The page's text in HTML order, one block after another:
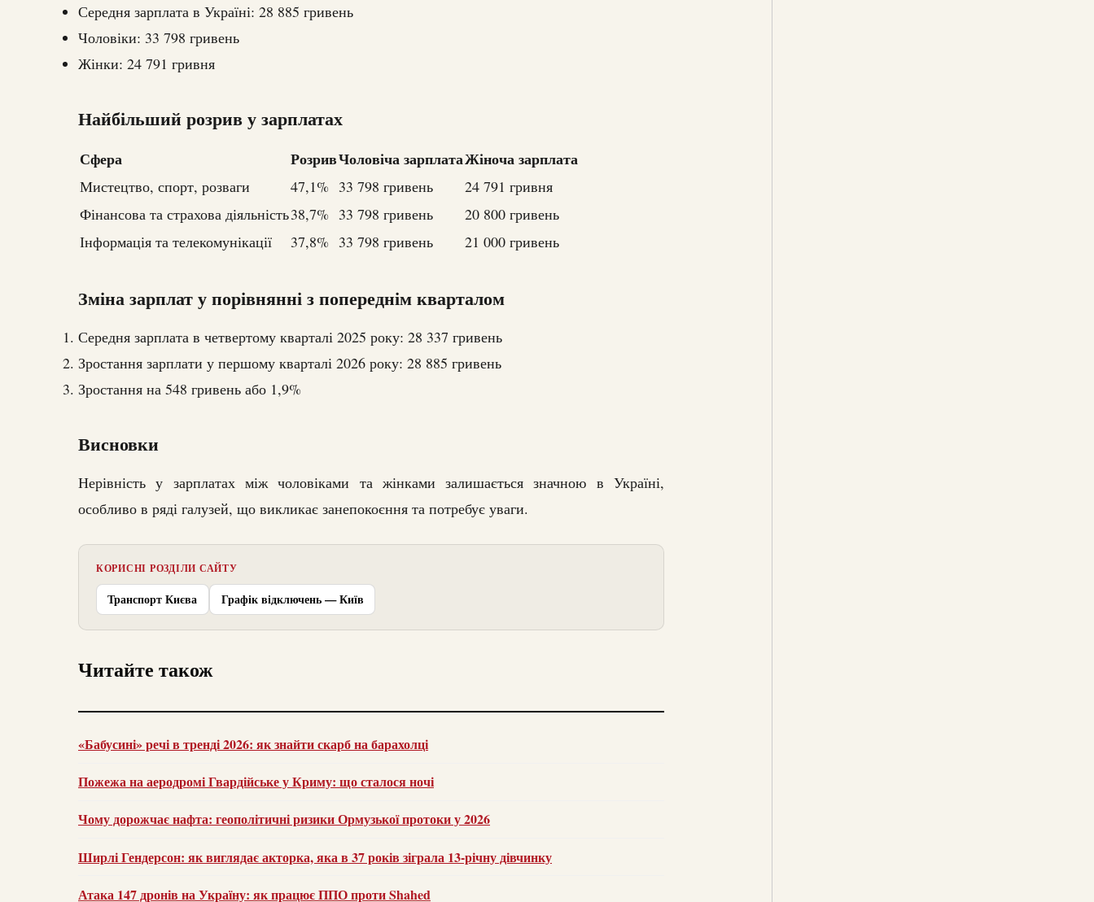
Середня зарплата в Україні: 28 885 гривень
Чоловіки: 33 798 гривень
Жінки: 24 791 гривня
Найбільший розрив у зарплатах
Сфера РозривЧоловіча зарплатаЖіноча зарплата
Мистецтво, спорт, розваги 47,1% 33 798 гривень
24 791 гривня
Фінансова та страхова діяльність38,7% 33 798 гривень
20 800 гривень
Інформація та телекомунікації
37,8% 33 798 гривень 21 000 гривень
Зміна зарплат у порівнянні з попереднім кварталом
Середня зарплата в четвертому кварталі 2025 року: 28 337 гривень
Зростання зарплати у першому кварталі 2026 року: 28 885 гривень
Зростання на 548 гривень або 1,9%
Висновки
Нерівність у зарплатах між чоловіками та жінками залишається значною в Україні,
особливо в ряді галузей, що викликає занепокоєння та потребує уваги.
КОРИСНІ РОЗДІЛИ САЙТУ
Транспорт Києва Графік відключень — Київ
Читайте також
«Бабусині» речі в тренді 2026: як знайти скарб на барахолці
Пожежа на аеродромі Гвардійське у Криму: що сталося ночі
Чому дорожчає нафта: геополітичні ризики Ормузької протоки у 2026
Ширлі Гендерсон: як виглядає акторка, яка в 37 років зіграла 13-річну дівчинку
Атака 147 дронів на Україну: як працює ППО проти Shahed